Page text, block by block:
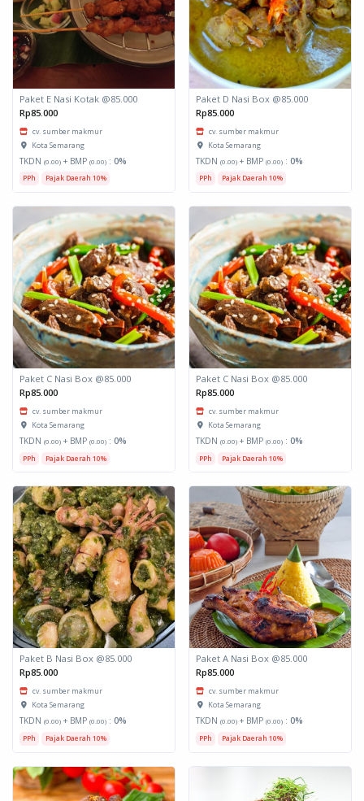
Paket E Nasi Kotak @85.000
Rp85.000
cv. sumber makmur
Kota Semarang
TKDN (0.00) + BMP (0.00) : 0%
PPh Pajak Daerah 10%
Paket D Nasi Box @85.000
Rp85.000
cv. sumber makmur
Kota Semarang
TKDN (0.00) + BMP (0.00) : 0%
PPh Pajak Daerah 10%
Paket C Nasi Box @85.000
Rp85.000
cv. sumber makmur
Kota Semarang
TKDN (0.00) + BMP (0.00) : 0%
PPh Pajak Daerah 10%
Paket C Nasi Box @85.000
Rp85.000
cv. sumber makmur
Kota Semarang
TKDN (0.00) + BMP (0.00) : 0%
PPh Pajak Daerah 10%
Paket B Nasi Box @85.000
Rp85.000
cv. sumber makmur
Kota Semarang
TKDN (0.00) + BMP (0.00) : 0%
PPh Pajak Daerah 10%
Paket A Nasi Box @85.000
Rp85.000
cv. sumber makmur
Kota Semarang
TKDN (0.00) + BMP (0.00) : 0%
PPh Pajak Daerah 10%